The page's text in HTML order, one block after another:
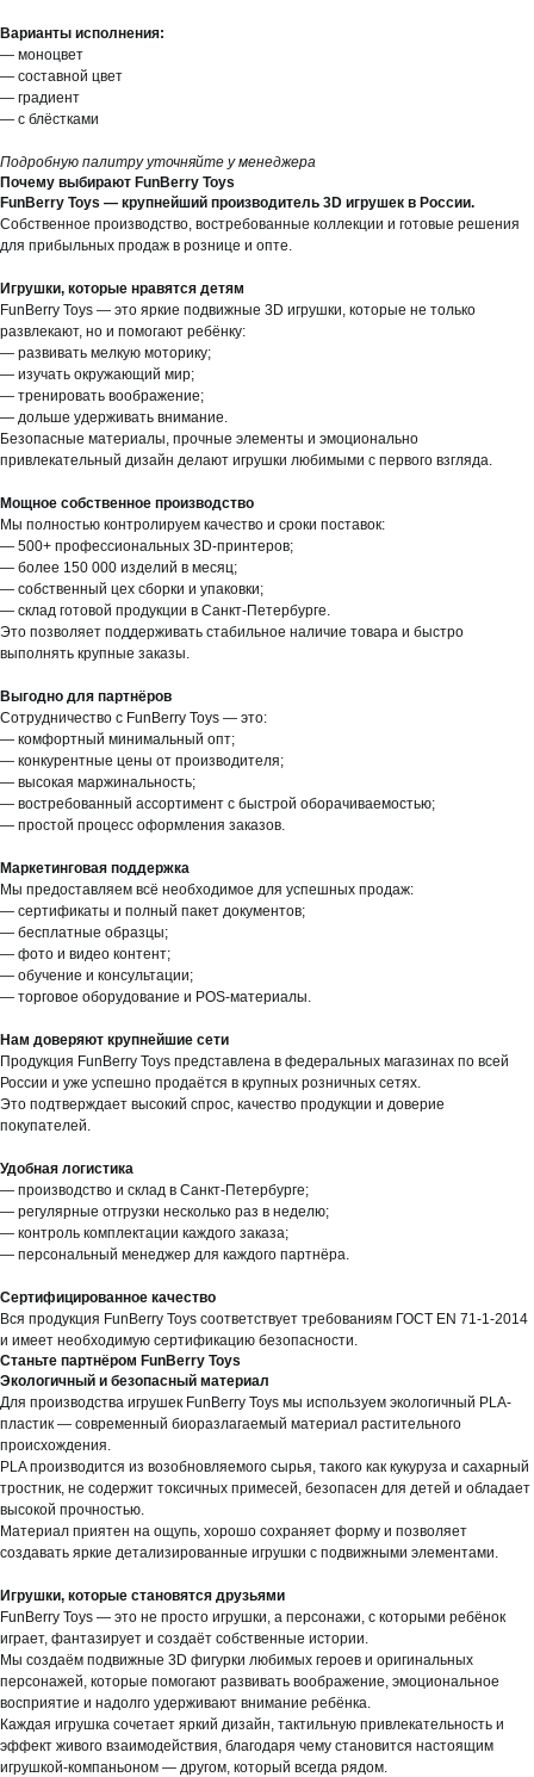
Варианты исполнения:
— моноцвет
— составной цвет
— градиент
— с блёстками
Подробную палитру уточняйте у менеджера
Почему выбирают FunBerry Toys
FunBerry Toys — крупнейший производитель 3D игрушек в России.
Собственное производство, востребованные коллекции и готовые решения
для прибыльных продаж в рознице и опте.
Игрушки, которые нравятся детям
FunBerry Toys — это яркие подвижные 3D игрушки, которые не только
развлекают, но и помогают ребёнку:
— развивать мелкую моторику;
— изучать окружающий мир;
— тренировать воображение;
— дольше удерживать внимание.
Безопасные материалы, прочные элементы и эмоционально
привлекательный дизайн делают игрушки любимыми с первого взгляда.
Мощное собственное производство
Мы полностью контролируем качество и сроки поставок:
— 500+ профессиональных 3D-принтеров;
— более 150 000 изделий в месяц;
— собственный цех сборки и упаковки;
— склад готовой продукции в Санкт-Петербурге.
Это позволяет поддерживать стабильное наличие товара и быстро
выполнять крупные заказы.
Выгодно для партнёров
Сотрудничество с FunBerry Toys — это:
— комфортный минимальный опт;
— конкурентные цены от производителя;
— высокая маржинальность;
— востребованный ассортимент с быстрой оборачиваемостью;
— простой процесс оформления заказов.
Маркетинговая поддержка
Мы предоставляем всё необходимое для успешных продаж:
— сертификаты и полный пакет документов;
— бесплатные образцы;
— фото и видео контент;
— обучение и консультации;
— торговое оборудование и POS-материалы.
Нам доверяют крупнейшие сети
Продукция FunBerry Toys представлена в федеральных магазинах по всей
России и уже успешно продаётся в крупных розничных сетях.
Это подтверждает высокий спрос, качество продукции и доверие
покупателей.
Удобная логистика
— производство и склад в Санкт-Петербурге;
— регулярные отгрузки несколько раз в неделю;
— контроль комплектации каждого заказа;
— персональный менеджер для каждого партнёра.
Сертифицированное качество
Вся продукция FunBerry Toys соответствует требованиям ГОСТ EN 71-1-2014
и имеет необходимую сертификацию безопасности.
Станьте партнёром FunBerry Toys
Экологичный и безопасный материал
Для производства игрушек FunBerry Toys мы используем экологичный PLA-
пластик — современный биоразлагаемый материал растительного
происхождения.
PLA производится из возобновляемого сырья, такого как кукуруза и сахарный
тростник, не содержит токсичных примесей, безопасен для детей и обладает
высокой прочностью.
Материал приятен на ощупь, хорошо сохраняет форму и позволяет
создавать яркие детализированные игрушки с подвижными элементами.
Игрушки, которые становятся друзьями
FunBerry Toys — это не просто игрушки, а персонажи, с которыми ребёнок
играет, фантазирует и создаёт собственные истории.
Мы создаём подвижные 3D фигурки любимых героев и оригинальных
персонажей, которые помогают развивать воображение, эмоциональное
восприятие и надолго удерживают внимание ребёнка.
Каждая игрушка сочетает яркий дизайн, тактильную привлекательность и
эффект живого взаимодействия, благодаря чему становится настоящим
игрушкой-компаньоном — другом, который всегда рядом.